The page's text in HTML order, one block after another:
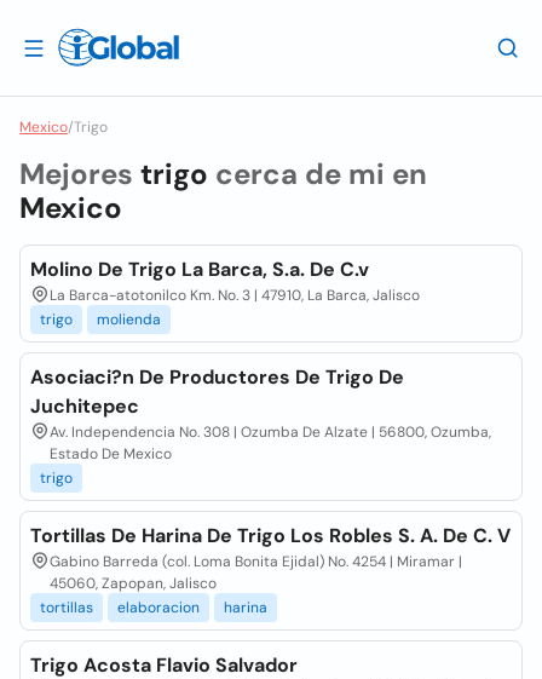
Mexico/Trigo
Mejores trigo cerca de mi en
Mexico
Molino De Trigo La Barca, S.a. De C.v
La Barca-atotonilco Km. No. 3 | 47910, La Barca, Jalisco
trigo
molienda
Asociaci?n De Productores De Trigo De
Juchitepec
Av. Independencia No. 308 | Ozumba De Alzate | 56800, Ozumba,
Estado De Mexico
trigo
Tortillas De Harina De Trigo Los Robles S. A. De C. V
Gabino Barreda (col. Loma Bonita Ejidal) No. 4254 | Miramar |
45060, Zapopan, Jalisco
tortillas
elaboracion harina
Trigo Acosta Flavio Salvador